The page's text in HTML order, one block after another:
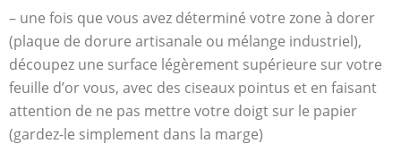
– une fois que vous avez déterminé votre zone à dorer
(plaque de dorure artisanale ou mélange industriel),
découpez une surface légèrement supérieure sur votre
feuille d’or vous, avec des ciseaux pointus et en faisant
attention de ne pas mettre votre doigt sur le papier
(gardez-le simplement dans la marge)